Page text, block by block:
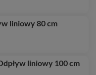
liniowy 80 cm
liniowy 100 cm